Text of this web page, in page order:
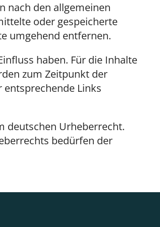
nach den allgemeinen
oder gespeicherte
umgehend entfernen.
haben. Für die Inhalte
zum Zeitpunkt der
Links
deutschen Urheberrecht.
bedürfen der